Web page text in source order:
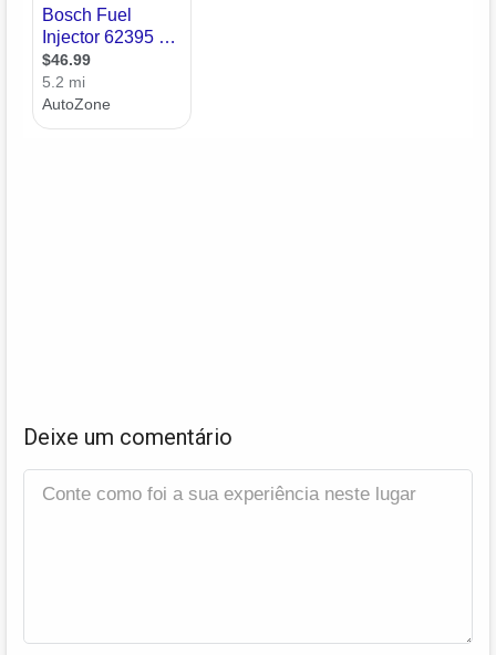
Deixe um comentário